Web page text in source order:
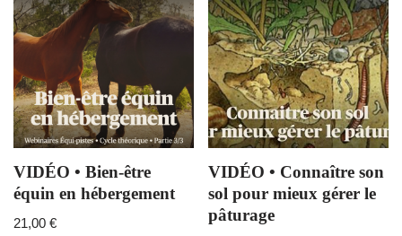
VIDÉO • Bien-être
équin en hébergement
21,00 €
VIDÉO • Connaître son
sol pour mieux gérer le
pâturage